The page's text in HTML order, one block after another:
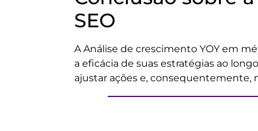
SEO
A Análise de crescimento YOY em
a eficácia de suas estratégias ao
ajustar ações e, consequentemente,